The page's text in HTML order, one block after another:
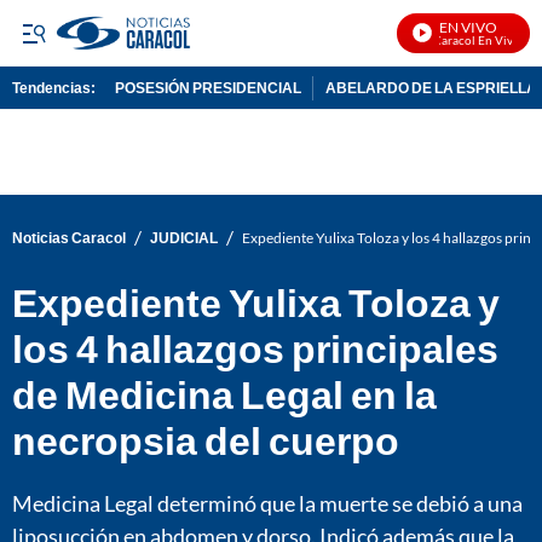
EN VIVO
Noticias Caracol En Vivo
Tendencias: POSESIÓN PRESIDENCIAL ABELARDO DE LA ESPRIELLA
Noticias Caracol / JUDICIAL / Expediente Yulixa Toloza y los 4 hallazgos
Expediente Yulixa Toloza y
los 4 hallazgos principales
de Medicina Legal en la
necropsia del cuerpo
Medicina Legal determinó que la muerte se debió a una
liposucción en abdomen y dorso. Indicó además que la